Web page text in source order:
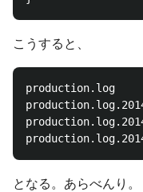
こうすると、
production.log
となる。あらべんり。